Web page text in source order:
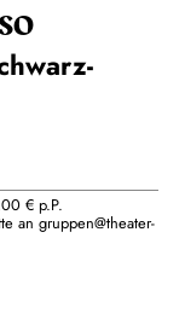
€ p.P.
an gruppen@theater-